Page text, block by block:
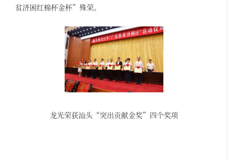
贫济困红棉杯金杯”殊荣。
龙光荣获汕头“突出贡献金奖”四个奖项